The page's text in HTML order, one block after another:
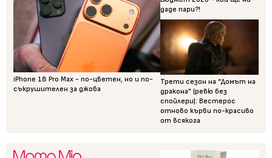
iPhone 18 Pro Max - по-цветен, но и по-
съкрушителен за джоба
даде пари?!
Трети сезон на “Домът на
дракона” (ревю без
спойлери): Вестерос
отново кърви по-красиво
от всякога